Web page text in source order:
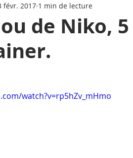
Anciens Pensionnaires 2011
Paradis des chats
de Niko,
févr. 2017 1 min de lecture
watch?v=rp5hZv_mHmo